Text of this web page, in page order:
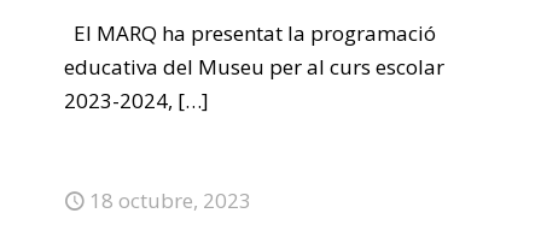
El MARQ ha presentat la programació
educativa del Museu per al curs escolar
2023-2024, […]
18 octubre, 2023